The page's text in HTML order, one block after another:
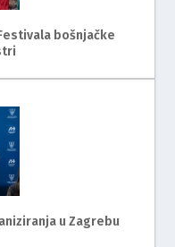
bošnjačke
u Zagrebu